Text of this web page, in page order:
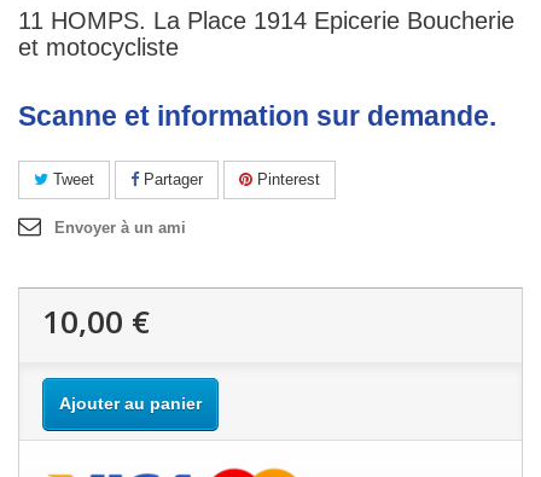
11 HOMPS. La Place 1914 Epicerie Boucherie
et motocycliste
Scanne et information sur demande.
Tweet Partager Pinterest
Envoyer à un ami
10,00 €
Ajouter au panier